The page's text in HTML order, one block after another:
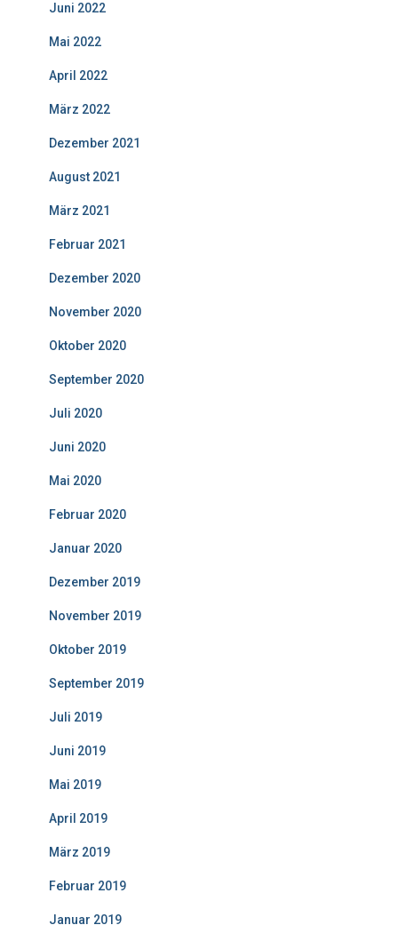
Juni 2022
Mai 2022
April 2022
März 2022
Dezember 2021
August 2021
März 2021
Februar 2021
Dezember 2020
November 2020
Oktober 2020
September 2020
Juli 2020
Juni 2020
Mai 2020
Februar 2020
Januar 2020
Dezember 2019
November 2019
Oktober 2019
September 2019
Juli 2019
Juni 2019
Mai 2019
April 2019
März 2019
Februar 2019
Januar 2019